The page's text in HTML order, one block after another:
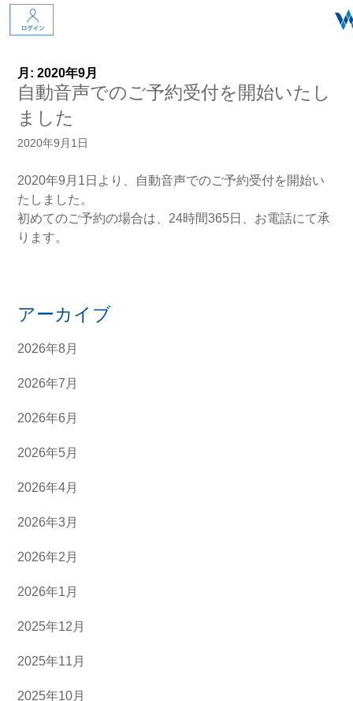
月:2020年9月
自動音声でのご予約受付を開始いたし
ました
2020年9月1日
2020年9月1日より、自動音声でのご予約受付を開始い
たしました。
初めてのご予約の場合は、24時間365日、お電話にて承
ります。
アーカイブ
2026年8月
2026年7月
2026年6月
2026年5月
2026年4月
2026年3月
2026年2月
2026年1月
2025年12月
2025年11月
2025年10月